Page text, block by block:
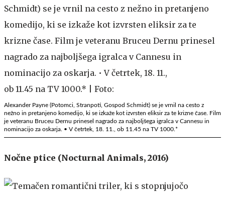
Alexander Payne (Potomci, Stranpoti, Gospod Schmidt) se je vrnil na cesto z
nežno in pretanjeno komedijo, ki se izkaže kot izvrsten eliksir za te krizne čase. Film
je veteranu Bruceu Dernu prinesel nagrado za najboljšega igralca v Cannesu in
nominacijo za oskarja. • V četrtek, 18. 11., ob 11.45 na TV 1000.*
Nočne ptice (Nocturnal Animals, 2016)